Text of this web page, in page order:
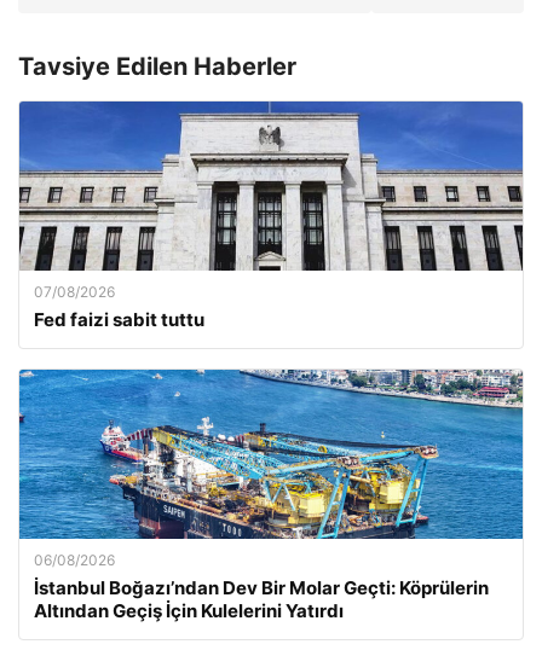
Tavsiye Edilen Haberler
07/08/2026
Fed faizi sabit tuttu
06/08/2026
İstanbul Boğazı’ndan Dev Bir Molar Geçti: Köprülerin
Altından Geçiş İçin Kulelerini Yatırdı